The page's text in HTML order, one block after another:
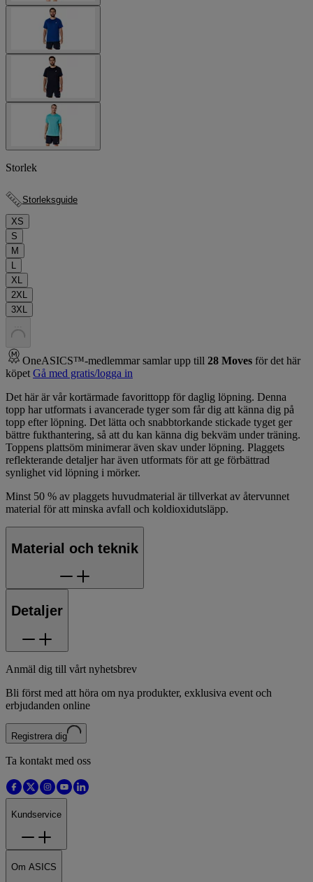
Storlek
Storleksguide
XS
S
M
L
XL
2XL
3XL
. . .
OneASICS™-medlemmar samlar upp till 28 Moves för det här
köpet Gå med gratis/logga in
Det här är vår kortärmade favorittopp för daglig löpning. Denna
topp har utformats i avancerade tyger som får dig att känna dig på
topp efter löpning. Det lätta och snabbtorkande stickade tyget ger
bättre fukthantering, så att du kan känna dig bekväm under träning.
Toppens plattsöm minimerar även skav under löpning. Plaggets
reflekterande detaljer har även utformats för att ge förbättrad
synlighet vid löpning i mörker.
Minst 50 % av plaggets huvudmaterial är tillverkat av återvunnet
material för att minska avfall och koldioxidutsläpp.
Material och teknik
Detaljer
Anmäl dig till vårt nyhetsbrev
Bli först med att höra om nya produkter, exklusiva event och
erbjudanden online
Registrera dig
Ta kontakt med oss
Kundservice
Om ASICS